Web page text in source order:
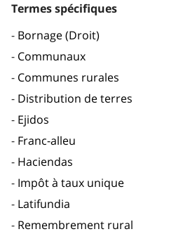
Termes spécifiques
Bornage (Droit)
Communaux
Communes rurales
Distribution de terres
Ejidos
Franc-alleu
Haciendas
Impôt à taux unique
Latifundia
Remembrement rural